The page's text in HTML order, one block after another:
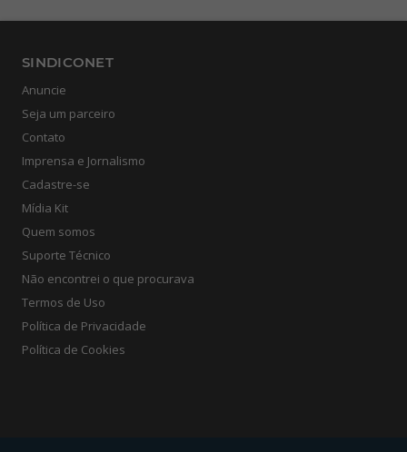
SINDICONET
Anuncie
Seja um parceiro
Contato
Imprensa e Jornalismo
Cadastre-se
Mídia Kit
Quem somos
Suporte Técnico
Não encontrei o que procurava
Termos de Uso
Política de Privacidade
Política de Cookies